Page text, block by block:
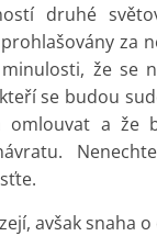
druhé
za
že se
se budou
omlouvat a že
avšak snaha